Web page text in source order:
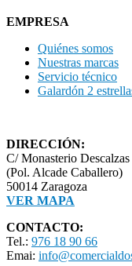
EMPRESA
Quiénes somos
Nuestras marcas
Servicio técnico
Galardón 2
DIRECCIÓN:
C/ Monasterio
(Pol. Alcade Caballero)
50014 Zaragoza
VER MAPA
CONTACTO:
Tel.: 976 18 90 66
Emai: